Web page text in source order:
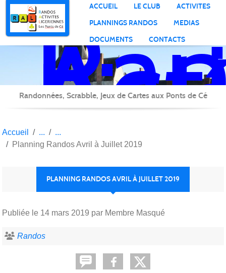
ACCUEIL LE CLUB
ACTIVITES
PLANNINGS RANDOS
MEDIAS
DOCUMENTS
CONTACTS
Randonnées, Scrabble, Jeux de Cartes aux Ponts de Cé
Accueil
Planning Randos Avril à Juillet 2019
PLANNING RANDOS AVRIL À JUILLET 2019
Publiée le 14 mars 2019 par Membre Masqué
Randos
Panneau de gestion des cookies